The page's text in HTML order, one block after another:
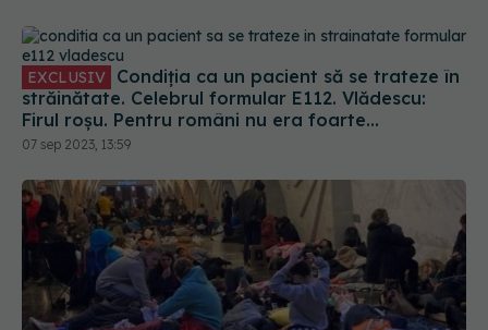
EXCLUSIV
străinătate. Celebrul formular E112. Vlădescu:
Firul roșu. Pentru români nu era foarte
convenabil, dar era mai bine decât deloc
07 sep 2023, 13:59